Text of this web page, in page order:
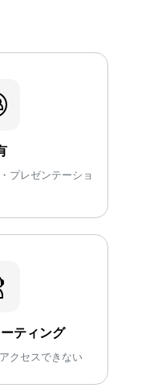
プレゼンテーショ
ティング
クセスできない